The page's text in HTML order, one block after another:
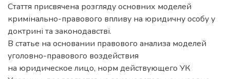
Стаття присвячена розгляду основних моделей
кримінально-правового впливу на юридичну особу у
доктрині та законодавстві.
В статье на основании правового анализа моделей
уголовно-правового воздействия
на юридическое лицо, норм действующего УК